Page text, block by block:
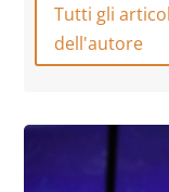
Tutti gli
dell'autore